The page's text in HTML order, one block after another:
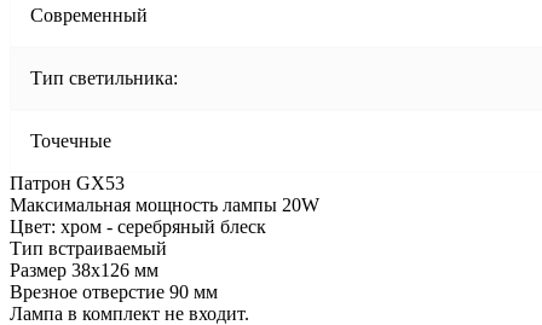
Современный
Тип светильника:
Точечные
Патрон GX53
Максимальная мощность лампы 20W
Цвет: хром - серебряный блеск
Тип встраиваемый
Размер 38x126 мм
Врезное отверстие 90 мм
Лампа в комплект не входит.